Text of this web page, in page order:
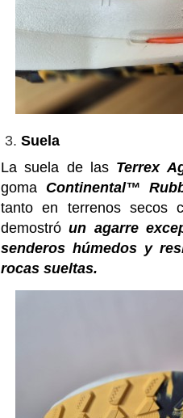
Suela
La suela de las Terrex
goma Continental™
tanto en terrenos secos
demostróun agarre
senderos húmedos y
rocas sueltas.